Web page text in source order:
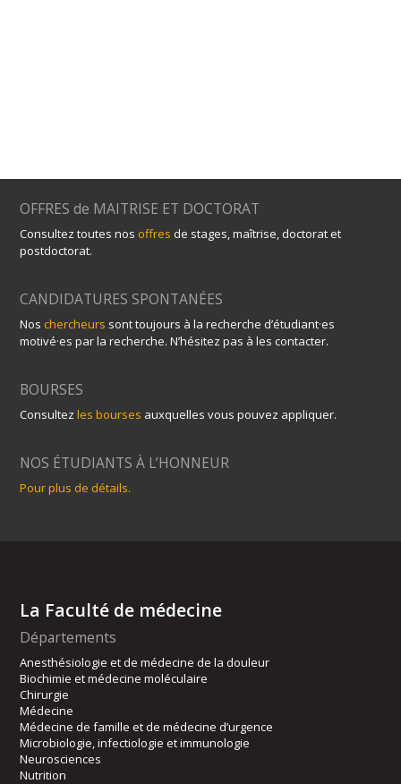
OFFRES de MAITRISE ET DOCTORAT
Consultez toutes nos offres de stages, maîtrise, doctorat et
postdoctorat.
CANDIDATURES SPONTANÉES
Noschercheurs sont toujours à la recherche d’étudiant·es
motivé·es par la recherche. N’hésitez pas à les contacter.
BOURSES
Consultezles bourses auxquelles vous pouvez appliquer.
NOS ÉTUDIANTS À L’HONNEUR
Pour plus de détails.
La Faculté de médecine
Départements
Anesthésiologie et de médecine de la douleur
Biochimie et médecine moléculaire
Chirurgie
Médecine
Médecine de famille et de médecine d’urgence
Microbiologie, infectiologie et immunologie
Neurosciences
Nutrition